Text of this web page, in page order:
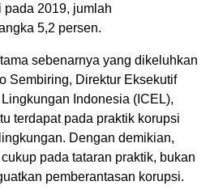
pada 2019, jumlah
5,2 persen.
sebenarnya yang dikeluhkan
Sembiring, Direktur Eksekutif
Indonesia (ICEL),
terdapat pada praktik korupsi
Dengan demikian,
pada tataran praktik, bukan
pemberantasan korupsi.